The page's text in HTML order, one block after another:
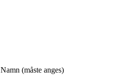
Namn (måste anges)